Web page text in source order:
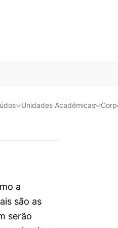
Unidades Acadêmicas
a
são as
serão